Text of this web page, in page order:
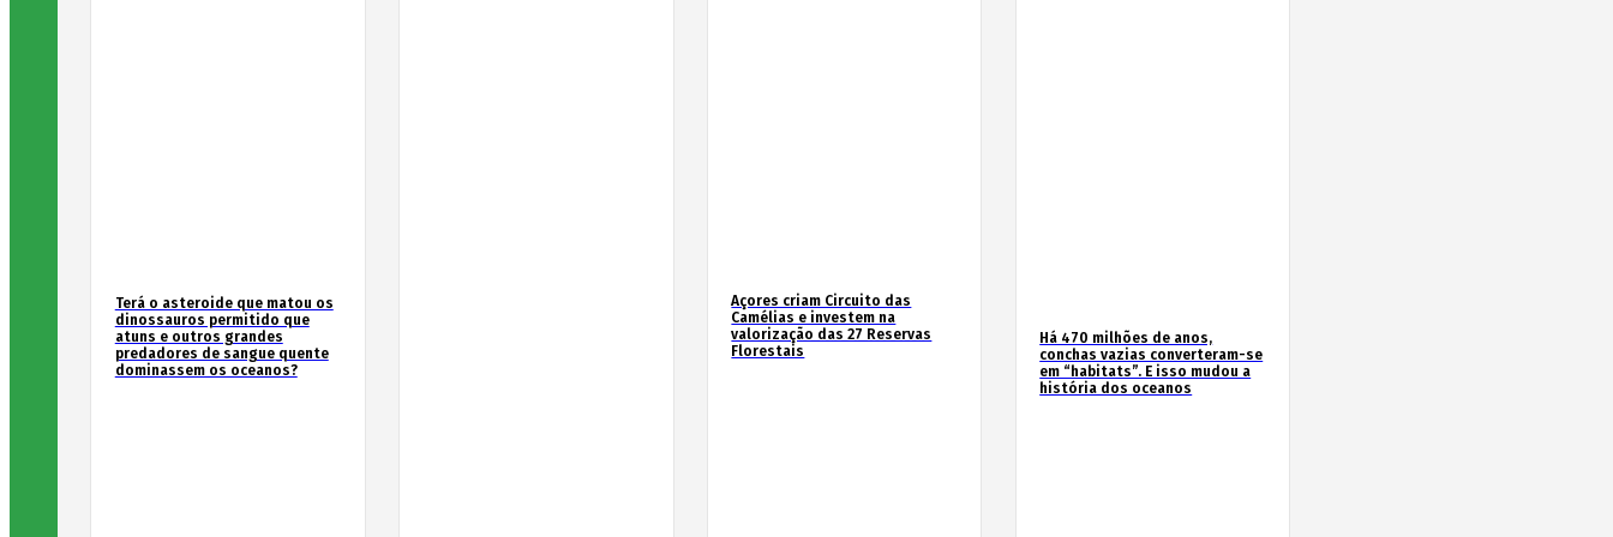
Terá o asteroide que matou os
dinossauros permitido que
atuns e outros grandes
predadores de sangue quente
dominassem os oceanos?
Açores criam Circuito das
Camélias e investem na
valorização das 27 Reservas
Florestais
Há 470 milhões de anos,
conchas vazias converteram-se
em “habitats”. E isso mudou a
história dos oceanos